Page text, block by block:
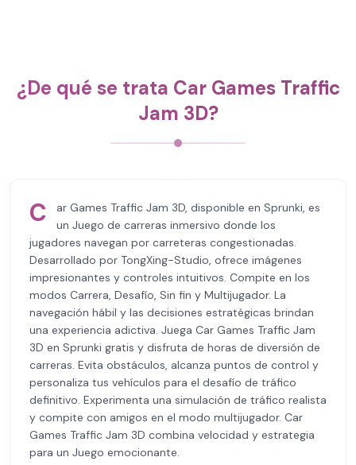
¿De qué se trata Car Games Traffic
Jam 3D?
C
ar Games Traffic Jam 3D, disponible en Sprunki, es
un Juego de carreras inmersivo donde los
jugadores navegan por carreteras congestionadas.
Desarrollado por TongXing-Studio, ofrece imágenes
impresionantes y controles intuitivos. Compite en los
modos Carrera, Desafío, Sin fin y Multijugador. La
navegación hábil y las decisiones estratégicas brindan
una experiencia adictiva. Juega Car Games Traffic Jam
3D en Sprunki gratis y disfruta de horas de diversión de
carreras. Evita obstáculos, alcanza puntos de control y
personaliza tus vehículos para el desafío de tráfico
definitivo. Experimenta una simulación de tráfico realista
y compite con amigos en el modo multijugador. Car
Games Traffic Jam 3D combina velocidad y estrategia
para un Juego emocionante.